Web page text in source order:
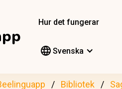
Hur det fungerar
Svenska
Bibliotek